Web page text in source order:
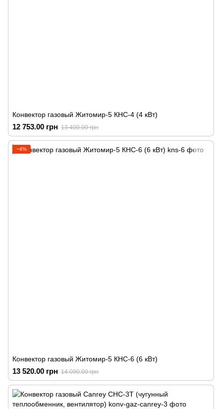
Конвектор газовый Житомир-5 КНС-4 (4 кВт)
12 753.00 грн 13 400.00 грн
−4%
Конвектор газовый Житомир-5 КНС-6 (6 кВт)
13 520.00 грн 14 090.00 грн